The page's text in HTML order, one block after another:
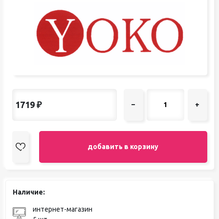
1719 ₽ – +
добавить в корзину
Наличие:
интернет-магазин